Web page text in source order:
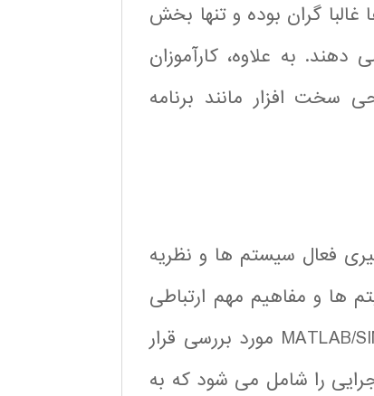
غالبا گران بوده و تنها بخش
به علاوه، کارآموزان
سخت افزار مانند برنامه
فعال سیستم ها و نظریه
ها و مفاهیم مهم ارتباطی
با استفاده از طرح های به دقت طراحی شده ی MATLAB/SIMULINK مورد بررسی قرار
را شامل می شود که به